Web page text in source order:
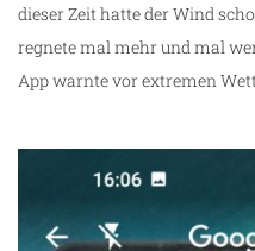
dieser Zeit hatte der Wind
regnete mal mehr und mal
App warnte vor extremen